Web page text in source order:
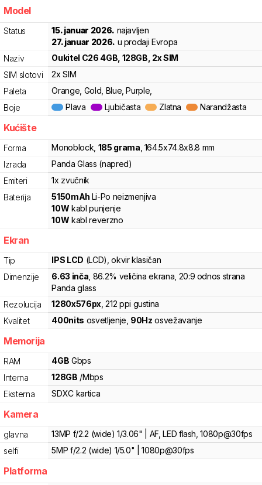
Model
Status 15. januar 2026. najavljen
27. januar 2026. u prodaji Evropa
Naziv
Oukitel C26 4GB, 128GB, 2x SIM
SIM slotovi
2x SIM
Paleta
Orange, Gold, Blue, Purple,
Boje
Plava Ljubičasta Zlatna Narandžasta
Kućište
Forma Monoblock 185 grama 164.5x74.8x8.8 mm
Izrada
Panda Glass (napred)
Emiteri
1x zvučnik
Baterija
5150mAh Li-Po neizmenjiva
10W kabl punjenje
10W kabl reverzno
Ekran
Tip IPS LCD (LCD) , okvir klasičan
Dimenzije
6.63 inča , 86.2% veličina ekrana , 20:9 odnos strana
Panda glass
Rezolucija
1280x576px ,212 ppi gustina
Kvalitet
400nits osvetljenje 90Hz osvežavanje
Memorija
RAM 4GB Gbps
Interna
128GB /Mbps
Eksterna
SDXC kartica
Kamera
glavna
13MP f/2.2 (wide) 1/3.06" | AF, LED flash, 1080p@30fps
selfi
5MP f/2.2 (wide) 1/5.0" | 1080p@30fps
Platforma